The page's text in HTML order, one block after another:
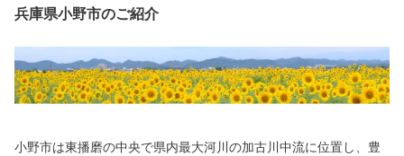
兵庫県小野市のご紹介
小野市は東播磨の中央で県内最大河川の加古川中流に位置し、豊